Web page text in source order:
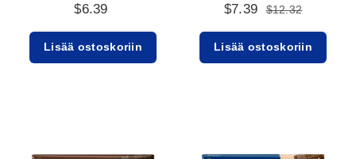
$6.39
Lisää ostoskoriin
$7.39 $12.32
Lisää ostoskoriin